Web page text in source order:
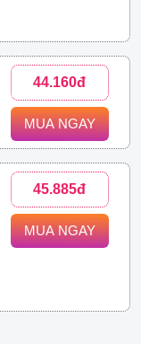
44.160đ
MUA NGAY
45.885đ
MUA NGAY